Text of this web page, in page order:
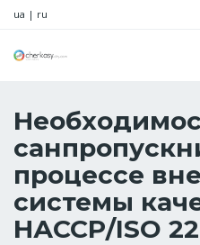
ua | ru
процессе
системы
НАССР/ISO